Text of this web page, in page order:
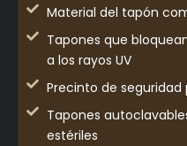
Material del tapón
Tapones que
a los rayos UV
Precinto de seguridad
Tapones
estériles